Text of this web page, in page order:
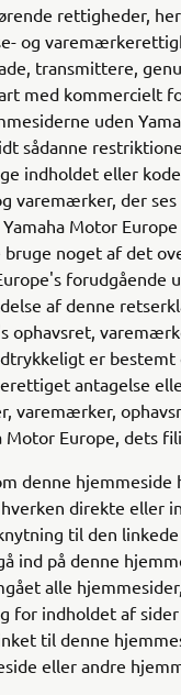
rettigheder,
og
transmittere,
med kommercielt
uden
sådanne
indholdet eller
varemærker, der
Motor
bruge noget af det
forudgående
af denne
ophavsret,
er
antagelse
varemærker,
Motor Europe, dets
denne hjemmeside
direkte eller
til den
ind på denne
alle
for indholdet af
til denne
eller andre